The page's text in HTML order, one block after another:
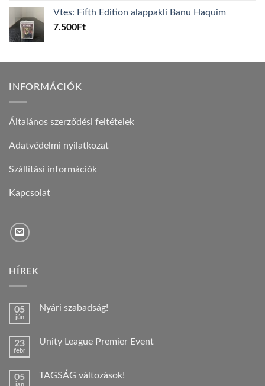
Vtes: Fifth Edition alappakli Banu Haquim
7.500Ft
INFORMÁCIÓK
Általános szerződési feltételek
Adatvédelmi nyilatkozat
Szállítási információk
Kapcsolat
HÍREK
05
jún
Nyári szabadság!
Nyári
23
febr
Unity League Premier Event
Unity
05
jan
TAGSÁG változások!